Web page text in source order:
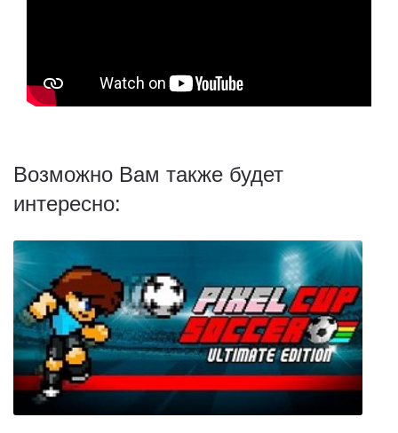
Возможно Вам также будет
интересно: